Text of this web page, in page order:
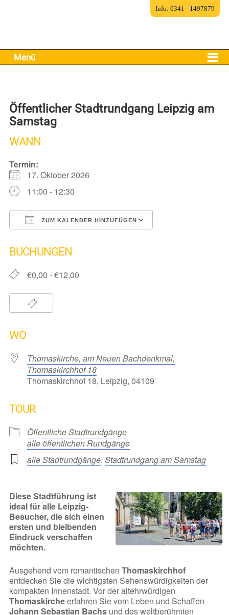
Menü
Öffentlicher Stadtrundgang Leipzig am
Samstag
WANN
Termin:
17. Oktober 2026
11:00 - 12:30
ZUM KALENDER HINZUFÜGEN
BUCHUNGEN
€0,00 - €12,00
WO
Thomaskirche, am Neuen Bachdenkmal,
Thomaskirchhof 18
Thomaskirchhof 18, Leipzig, 04109
TOUR
Öffentliche Stadtrundgänge
alle öffentlichen Rundgänge
alle Stadtrundgänge, Stadtrundgang am Samstag
Diese Stadtführung ist
ideal für alle Leipzig-
Besucher, die sich einen
ersten und bleibenden
Eindruck verschaffen
möchten.
Ausgehend vom romantischen Thomaskirchhof
entdecken Sie die wichtigsten Sehenswürdigkeiten der
kompakten Innenstadt. Vor der altehrwürdigen
Thomaskircheerfahren Sie vom Leben und Schaffen
Johann Sebastian Bachsund des weltberühmten
Info: 0341 - 1497879